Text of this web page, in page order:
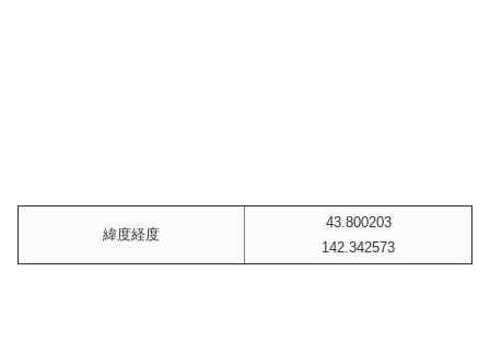
緯度経度
43.800203
142.342573